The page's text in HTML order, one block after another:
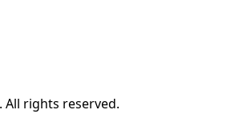
All rights reserved.